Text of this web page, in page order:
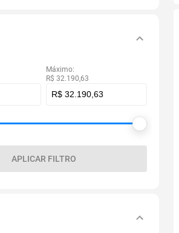
Máximo:
R$ 32.190,63
APLICAR FILTRO